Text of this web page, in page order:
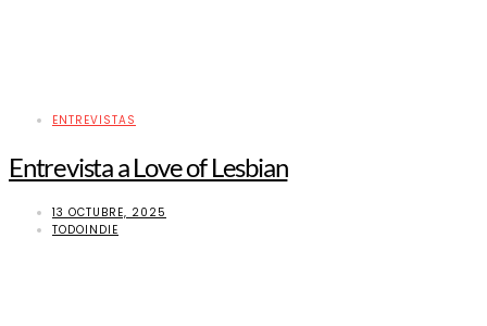
ENTREVISTAS
Entrevista a Love of Lesbian
13 OCTUBRE, 2025
TODOINDIE